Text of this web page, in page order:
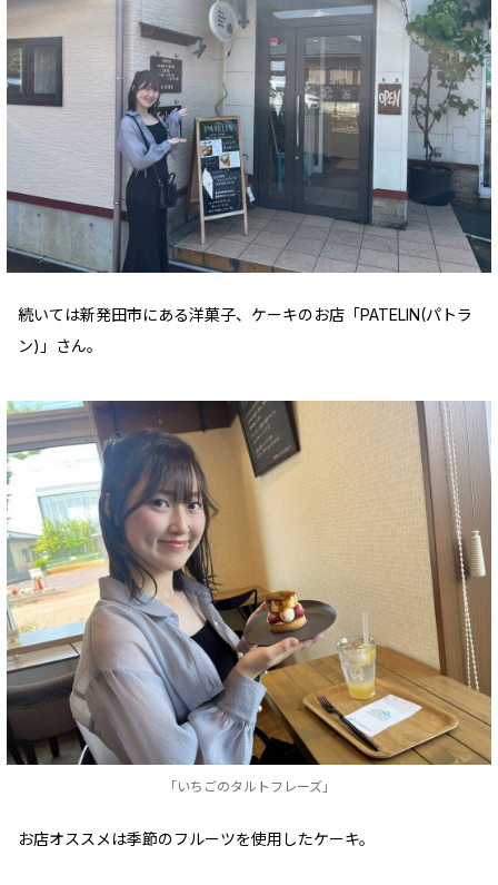
続いては新発田市にある洋菓子、ケーキのお店「PATELIN(パトラ
ン)」さん。
「いちごのタルトフレーズ」
お店オススメは季節のフルーツを使用したケーキ。